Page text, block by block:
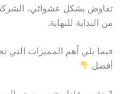
تفاوض بشكل عشوائي،
من البداية للنهاية.
فيما يلي أهم المميزات التي
أفضل